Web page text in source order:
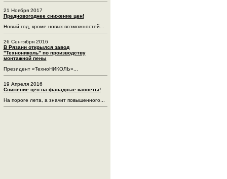
21 Ноября 2017
Предновогоднее снижение цен!
Новый год, кроме новых возможностей...
26 Сентября 2016
В Рязани открылся завод
"Технониколь" по производству
монтажной пены
Президент «ТехноНИКОЛЬ»...
19 Апреля 2016
Снижение цен на фасадные кассеты!
На пороге лета, а значит повышенного...